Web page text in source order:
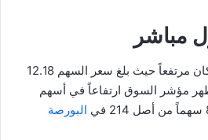
مباشر
وبدء مستوى مؤشر دار الأركان مرتفعاً حيث بلغ سعر السهم 12.18
عند 12 ريالا. وأظهر مؤشر السوق ارتفاعاً في أسهم
البورصة